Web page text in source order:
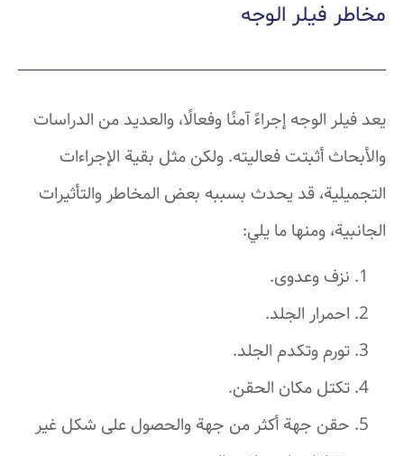
فيلر الوجه
الوجه إجراءً آمنًا وفعالًا، والعديد من الدراسات
أثبتت فعاليته. ولكن مثل بقية الإجراءات
قد يحدث بسببه بعض المخاطر والتأثيرات
ومنها ما يلي:
وعدوى.
الجلد.
وتكدم الجلد.
مكان الحقن.
جهة أكثر من جهة والحصول على شكل غير